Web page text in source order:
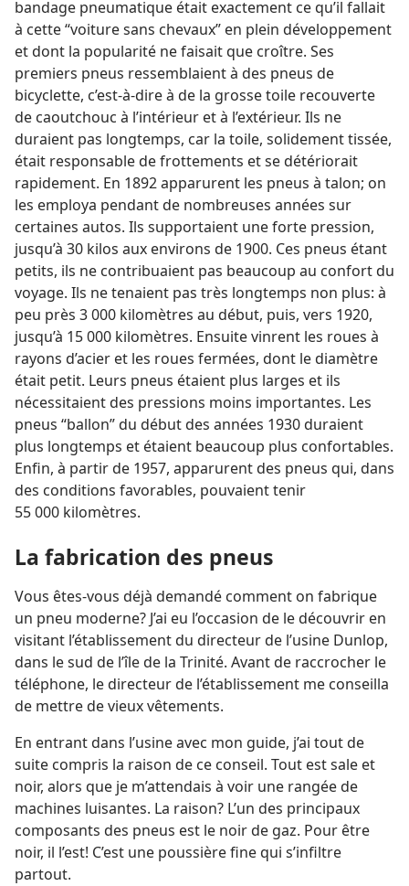
bandage pneumatique était exactement ce qu’il fallait
à cette “voiture sans chevaux” en plein développement
et dont la popularité ne faisait que croître. Ses
premiers pneus ressemblaient à des pneus de
bicyclette, c’est-à-dire à de la grosse toile recouverte
de caoutchouc à l’intérieur et à l’extérieur. Ils ne
duraient pas longtemps, car la toile, solidement tissée,
était responsable de frottements et se détériorait
rapidement. En 1892 apparurent les pneus à talon; on
les employa pendant de nombreuses années sur
certaines autos. Ils supportaient une forte pression,
jusqu’à 30 kilos aux environs de 1900. Ces pneus étant
petits, ils ne contribuaient pas beaucoup au confort du
voyage. Ils ne tenaient pas très longtemps non plus: à
peu près 3 000 kilomètres au début, puis, vers 1920,
jusqu’à 15 000 kilomètres. Ensuite vinrent les roues à
rayons d’acier et les roues fermées, dont le diamètre
était petit. Leurs pneus étaient plus larges et ils
nécessitaient des pressions moins importantes. Les
pneus “ballon” du début des années 1930 duraient
plus longtemps et étaient beaucoup plus confortables.
Enfin, à partir de 1957, apparurent des pneus qui, dans
des conditions favorables, pouvaient tenir
55 000 kilomètres.
La fabrication des pneus
Vous êtes-​vous déjà demandé comment on fabrique
un pneu moderne? J’ai eu l’occasion de le découvrir en
visitant l’établissement du directeur de l’usine Dunlop,
dans le sud de l’île de la Trinité. Avant de raccrocher le
téléphone, le directeur de l’établissement me conseilla
de mettre de vieux vêtements.
En entrant dans l’usine avec mon guide, j’ai tout de
suite compris la raison de ce conseil. Tout est sale et
noir, alors que je m’attendais à voir une rangée de
machines luisantes. La raison? L’un des principaux
composants des pneus est le noir de gaz. Pour être
noir, il l’est! C’est une poussière fine qui s’infiltre
partout.